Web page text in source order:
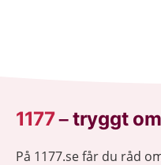
1177–tryggt
På 1177.se får du råd